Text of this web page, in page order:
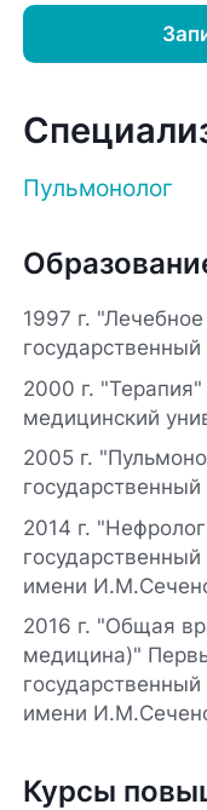
Пульмонолог
1997 г.
2000 г.
медицинский
2005 г.
2014 г.
имени
2016 г. "Общая
медицина)"
имени
Курсы